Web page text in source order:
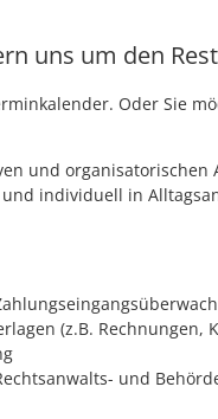
uns um den Rest
Oder Sie
und
individuell in
(z.B. Rechnungen,
und